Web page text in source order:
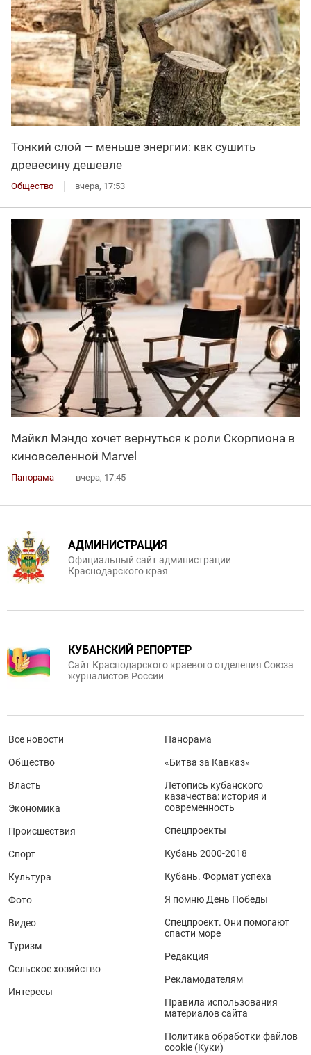
Тонкий слой — меньше энергии: как сушить
древесину дешевле
Общество вчера, 17:53
Майкл Мэндо хочет вернуться к роли Скорпиона в
киновселенной Marvel
Панорама вчера, 17:45
АДМИНИСТРАЦИЯ
Официальный сайт администрации
Краснодарского края
КУБАНСКИЙ РЕПОРТЕР
Сайт Краснодарского краевого отделения Союза
журналистов России
Все новости
Общество
Власть
Экономика
Происшествия
Спорт
Культура
Фото
Видео
Туризм
Сельское хозяйство
Интересы
Панорама
«Битва за Кавказ»
Летопись кубанского
казачества: история и
современность
Спецпроекты
Кубань 2000-2018
Кубань. Формат успеха
Я помню День Победы
Спецпроект. Они помогают
спасти море
Редакция
Рекламодателям
Правила использования
материалов сайта
Политика обработки файлов
cookie (Куки)